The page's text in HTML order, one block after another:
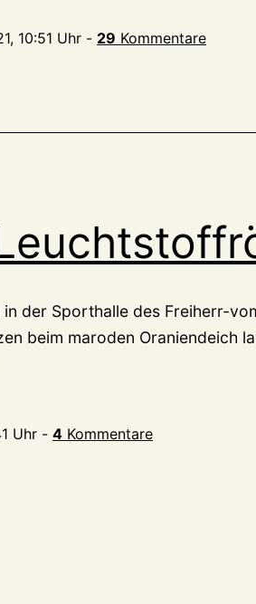
fertig
10:51 Uhr - 29 Kommentare
der Sporthalle des Freiherr-
beim maroden Oraniendeich
Uhr - 4 Kommentare